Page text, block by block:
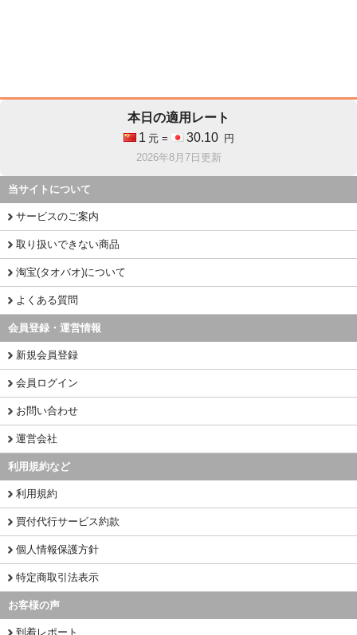
本日の適用レート
1 元 = 30.10
円
2026年8月7日更新
当サイトについて
サービスのご案内
取り扱いできない商品
淘宝(タオバオ)について
よくある質問
会員登録・運営情報
新規会員登録
会員ログイン
お問い合わせ
運営会社
利用規約など
利用規約
買付代行サービス約款
個人情報保護方針
特定商取引法表示
お客様の声
到着レポート